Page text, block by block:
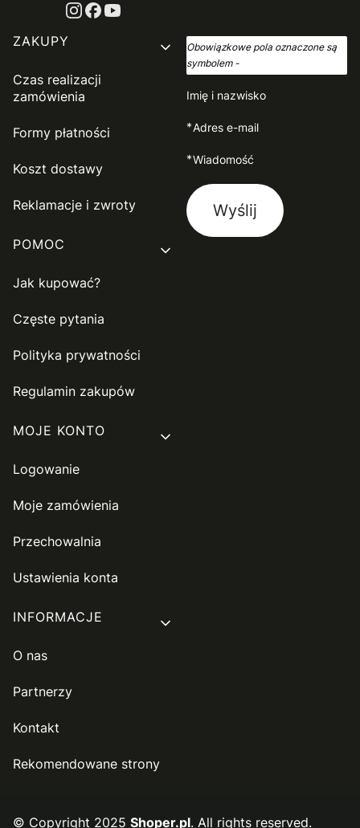
Linki w stopce
ZAKUPY
Czas realizacji
zamówienia
Formy płatności
Koszt dostawy
Reklamacje i zwroty
POMOC
Jak kupować?
Częste pytania
Polityka prywatności
Regulamin zakupów
MOJE KONTO
Logowanie
Moje zamówienia
Przechowalnia
Ustawienia konta
INFORMACJE
O nas
Partnerzy
Kontakt
Rekomendowane strony
Obowiązkowe pola oznaczone są
symbolem -
Imię i nazwisko
*Adres e-mail
*Wiadomość
Wyślij
© Copyright 2025 Shoper.pl. All rights reserved.